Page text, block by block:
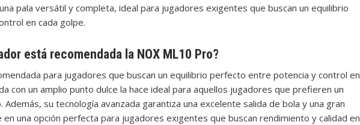
pala versátil y completa, ideal para jugadores exigentes que buscan un equilibrio
en cada golpe.
está recomendada la NOX ML10 Pro?
para jugadores que buscan un equilibrio perfecto entre potencia y control en
con un amplio punto dulce la hace ideal para aquellos jugadores que prefieren un
su tecnología avanzada garantiza una excelente salida de bola y una gran
una opción perfecta para jugadores exigentes que buscan rendimiento y calidad en